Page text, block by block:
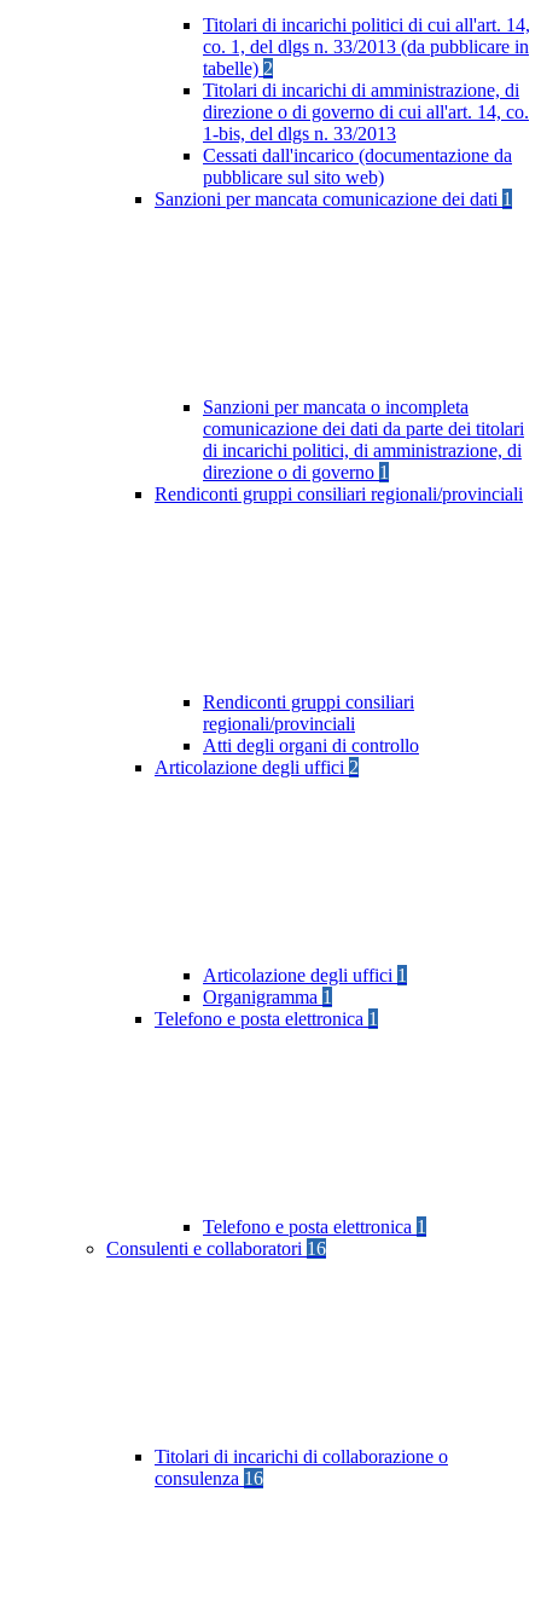
Titolari di incarichi politici di cui all'art. 14,
co. 1, del dlgs n. 33/2013 (da pubblicare in
tabelle) 2
Titolari di incarichi di amministrazione, di
direzione o di governo di cui all'art. 14, co.
1-bis, del dlgs n. 33/2013
Cessati dall'incarico (documentazione da
pubblicare sul sito web)
Sanzioni per mancata comunicazione dei dati 1
Sanzioni per mancata o incompleta
comunicazione dei dati da parte dei titolari
di incarichi politici, di amministrazione, di
direzione o di governo 1
Rendiconti gruppi consiliari regionali/provinciali
Rendiconti gruppi consiliari
regionali/provinciali
Atti degli organi di controllo
Articolazione degli uffici 2
Articolazione degli uffici 1
Organigramma 1
Telefono e posta elettronica 1
Telefono e posta elettronica 1
Consulenti e collaboratori 16
Titolari di incarichi di collaborazione o
consulenza 16